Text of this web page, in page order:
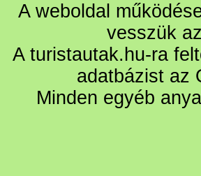
A weboldal
vesszük
A turistautak.hu-ra
adatbázist az
Minden egyéb